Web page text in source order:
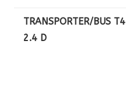
TRANSPORTER/BUS T4
2.4 D